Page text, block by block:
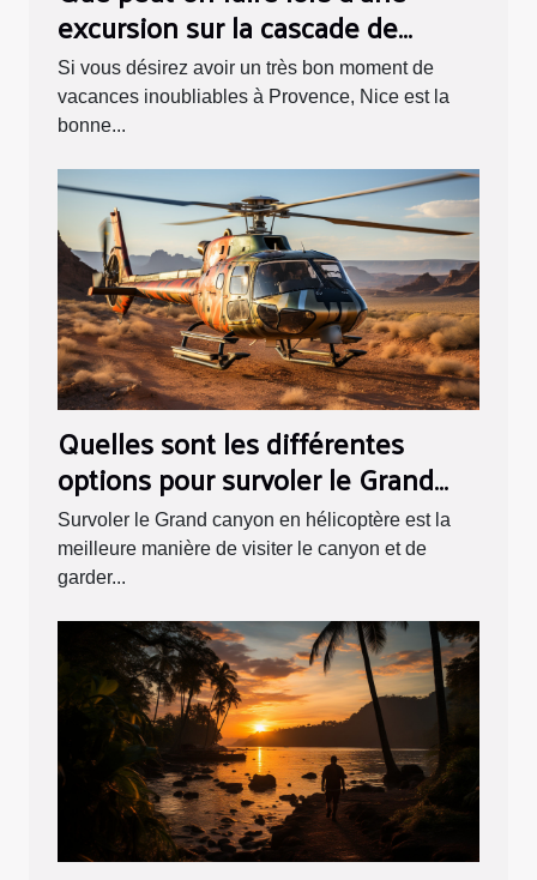
excursion sur la cascade de
gairaut ?
Si vous désirez avoir un très bon moment de
vacances inoubliables à Provence, Nice est la
bonne...
Quelles sont les différentes
options pour survoler le Grand
Canyon en hélicoptère ?
Survoler le Grand canyon en hélicoptère est la
meilleure manière de visiter le canyon et de
garder...